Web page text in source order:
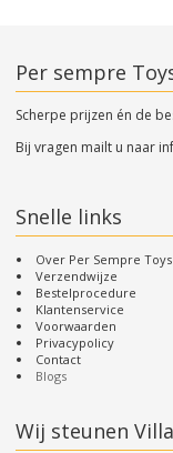
Per sempre
Scherpe prijzen én de
Bij vragen mailt u naar
Snelle links
Over Per Sempre Toys
Verzendwijze
Bestelprocedure
Klantenservice
Voorwaarden
Privacypolicy
Contact
Blogs
Wij steunen